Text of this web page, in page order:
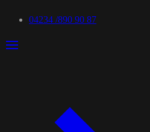
04234 /890 90 87